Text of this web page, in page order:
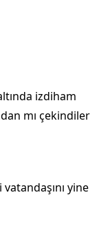
izdiham
mı çekindiler
yine